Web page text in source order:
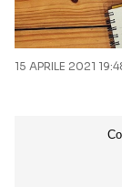
15 APRILE 2021